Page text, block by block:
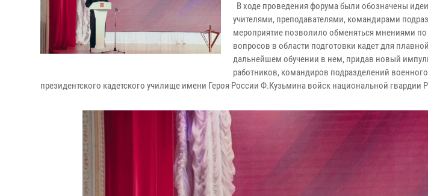
В ходе проведения форума были обозначены
учителями, преподавателями, командирами
мероприятие позволило обменяться мнениями по
вопросов в области подготовки кадет для
дальнейшем обучении в нем, придав новый
работников, командиров подразделений
президентского кадетского училище имени Героя России Ф.Кузьмина войск национальной гвардии